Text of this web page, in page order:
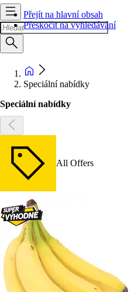
Přejít na hlavní obsah
Přeskočit na vyhledávání
Speciální nabídky
Speciální nabídky
All Offers